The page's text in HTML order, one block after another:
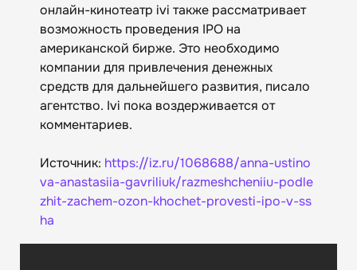
онлайн-кинотеатр ivi также рассматривает
возможность проведения IPO на
американской бирже. Это необходимо
компании для привлечения денежных
средств для дальнейшего развития, писало
агентство. Ivi пока воздерживается от
комментариев.
Источник: https://iz.ru/1068688/anna-ustino
va-anastasiia-gavriliuk/razmeshcheniiu-podle
zhit-zachem-ozon-khochet-provesti-ipo-v-ss
ha